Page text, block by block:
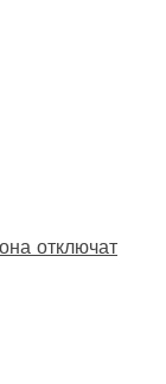
отключат